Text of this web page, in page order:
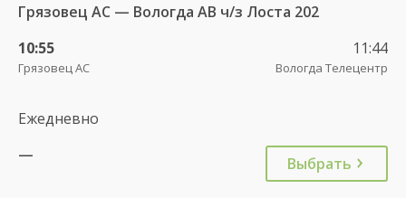
Грязовец АС — Вологда АВ ч/з Лоста 202
10:55
Грязовец АС
11:44
Вологда Телецентр
Ежедневно
—
Выбрать